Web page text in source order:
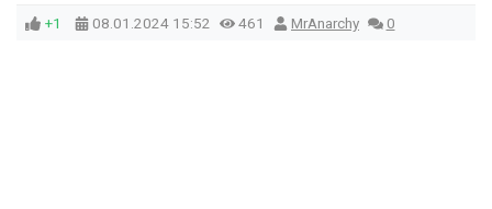
+1 08.01.2024 15:52 461 MrAnarchy 0